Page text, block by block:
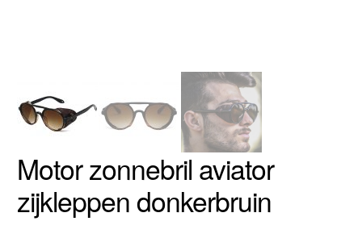
Motor zonnebril aviator
zijkleppen donkerbruin